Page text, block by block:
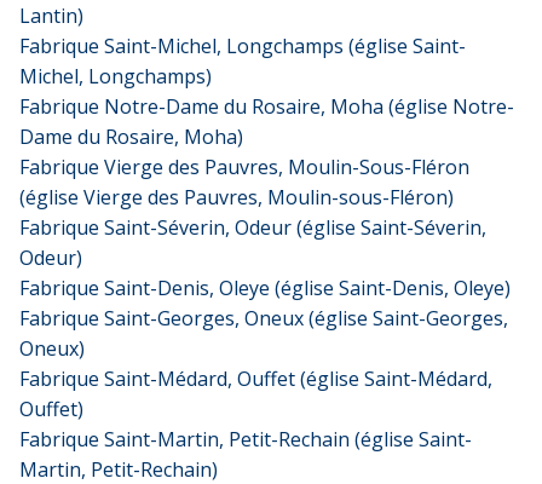
Lantin)
Fabrique Saint-Michel, Longchamps (église Saint-
Michel, Longchamps)
Fabrique Notre-Dame du Rosaire, Moha (église Notre-
Dame du Rosaire, Moha)
Fabrique Vierge des Pauvres, Moulin-Sous-Fléron
(église Vierge des Pauvres, Moulin-sous-Fléron)
Fabrique Saint-Séverin, Odeur (église Saint-Séverin,
Odeur)
Fabrique Saint-Denis, Oleye (église Saint-Denis, Oleye)
Fabrique Saint-Georges, Oneux (église Saint-Georges,
Oneux)
Fabrique Saint-Médard, Ouffet (église Saint-Médard,
Ouffet)
Fabrique Saint-Martin, Petit-Rechain (église Saint-
Martin, Petit-Rechain)